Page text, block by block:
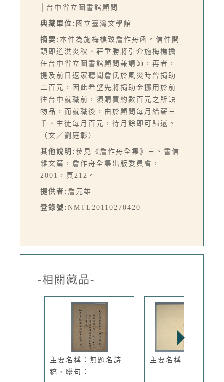
│台中省立圖書館顧問
典藏單位: 國立臺灣文學館
摘要: 本件為施梅樵致詹作舟函。信件開
頭即道洪炎秋、莊垂勝將引介施梅樵擔
任台中省立圖書館顧問兼講師，再者，
提及前日返家聽聞詹氏於風災時曾捐助
二百元，因此希望先將捐助金挪用於前
往台中就職前，須購買約數百元之所缺
物品，而就職後，由於顧問每月給薪三
千、生徒每月百元，待月餘即可歸還。
（文／劉庭彰）
其他說明: 參見《詹作舟全集》三、書信
雜文篇，詹作舟全集出版委員會，
2001，頁212。
提供者: 詹元雄
登錄號: NMTL20110270420
-相關藏品-
主要名稱：無題名詩
稿、聯句：...
主要名稱：告別哀章